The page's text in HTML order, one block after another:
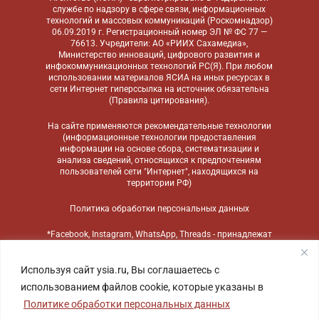
Используя сайт ysia.ru, Вы соглашаетесь с
использованием файлов cookie, которые указаны в
Политике обработки персональных данных
службе по надзору в сфере связи, информационных
технологий и массовых коммуникаций (Роскомнадзор)
06.09.2019 г. Регистрационный номер ЭЛ № ФС 77 —
76613. Учредители: АО «РИИХ Сахамедиа»,
Министерство инноваций, цифрового развития и
инфокоммуникационных технологий РС(Я). При любом
использовании материалов ЯСИА на иных ресурсах в
сети Интернет гиперссылка на источник обязательна
(Правила цитирования).
На сайте применяются рекомендательные технологии
(информационные технологии предоставления
информации на основе сбора, систематизации и
анализа сведений, относящихся к предпочтениям
пользователей сети "Интернет", находящихся на
территории РФ)
Политика обработки персональных данных
*Facebook, Instagram, WhatsApp, Threads - принадлежат